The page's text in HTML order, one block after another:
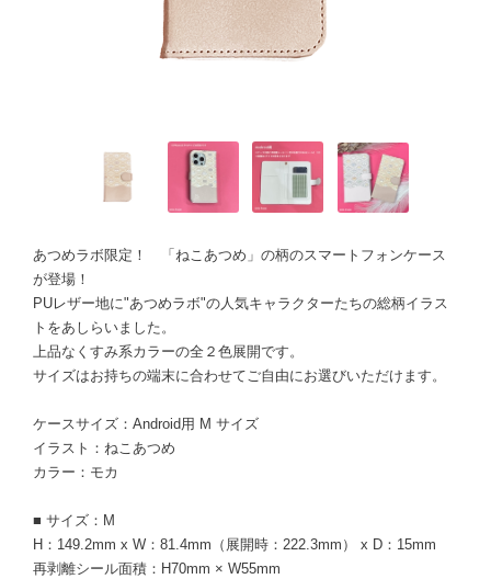
あつめラボ限定！ 「ねこあつめ」の柄のスマートフォンケース
が登場！
PUレザー地に"あつめラボ"の人気キャラクターたちの総柄イラス
トをあしらいました。
上品なくすみ系カラーの全２色展開です。
サイズはお持ちの端末に合わせてご自由にお選びいただけます。
ケースサイズ：Android用 M サイズ
イラスト：ねこあつめ
カラー：モカ
■ サイズ：M
H：149.2mm x W：81.4mm（展開時：222.3mm） x D：15mm
再剥離シール面積：H70mm × W55mm